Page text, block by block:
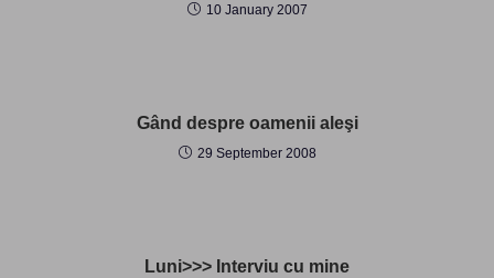
10 January 2007
Gând despre oamenii aleşi
29 September 2008
Luni>>> Interviu cu mine